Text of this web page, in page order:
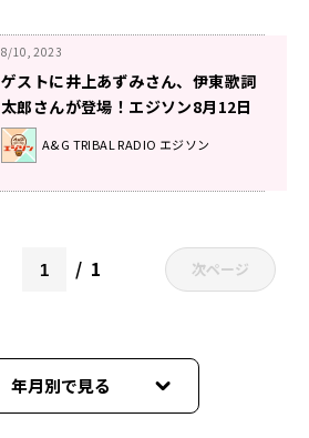
8/10, 2023
ゲストに井上あずみさん、伊東歌詞
太郎さんが登場！エジソン8月12日
A&G TRIBAL RADIO エジソン
1 次ページ
年月別で見る